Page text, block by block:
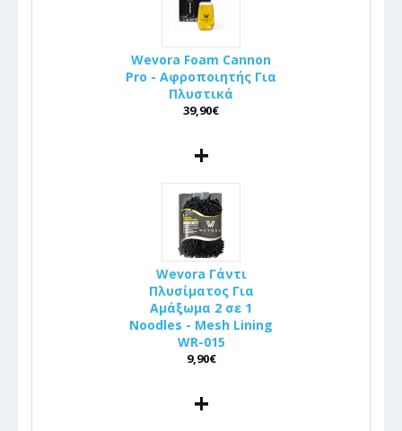
Wevora Foam Cannon
Pro - Αφροποιητής Για
Πλυστικά
39,90€
+
Wevora Γάντι
Πλυσίματος Για
Αμάξωμα 2 σε 1
Noodles - Mesh Lining
WR-015
9,90€
+